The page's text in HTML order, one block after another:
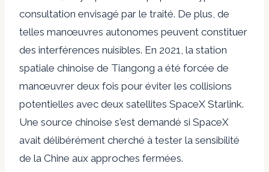
consultation envisagé par le traité. De plus, de
telles manœuvres autonomes peuvent constituer
des interférences nuisibles. En 2021, la station
spatiale chinoise de Tiangong a été forcée de
manœuvrer deux fois pour éviter les collisions
potentielles avec deux satellites SpaceX Starlink.
Une source chinoise s'est demandé si SpaceX
avait délibérément cherché à tester la sensibilité
de la Chine aux approches fermées.